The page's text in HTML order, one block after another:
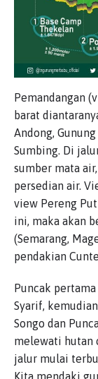
Pemandangan
barat
Andong,
Sumbing. Di
sumber mata
persedian air.
view Pereng
ini, maka akan
(Semarang,
pendakian
Puncak
Syarif,
Songo dan
melewati hutan
jalur mulai
Kita mendaki